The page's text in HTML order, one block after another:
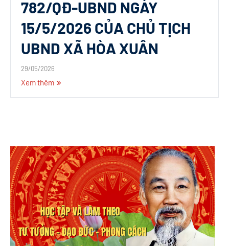
782/QĐ-UBND NGÀY
15/5/2026 CỦA CHỦ TỊCH
UBND XÃ HÒA XUÂN
29/05/2026
Xem thêm